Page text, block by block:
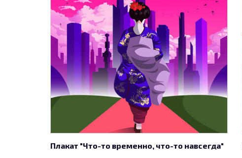
Плакат "Что-то временно, что-то навсегда"